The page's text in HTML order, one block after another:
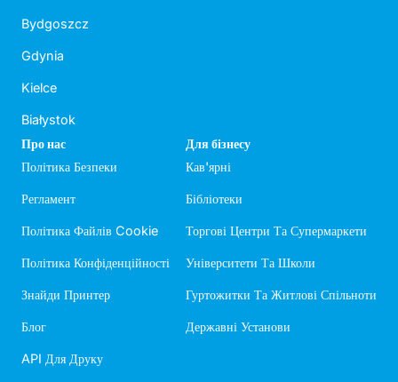
Bydgoszcz
Gdynia
Kielce
Białystok
Про нас
Політика Безпеки
Регламент
Політика Файлів Cookie
Політика Конфіденційності
Знайди Принтер
Блог
API Для Друку
Для бізнесу
Кав'ярні
Бібліотеки
Торгові Центри Та Супермаркети
Університети Та Школи
Гуртожитки Та Житлові Спільноти
Державні Установи